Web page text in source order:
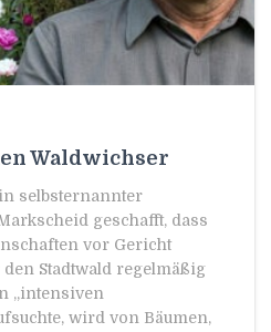
Waldwichser
selbsternannter
geschafft, dass
vor Gericht
Stadtwald regelmäßig
„intensiven
wird von Bäumen,